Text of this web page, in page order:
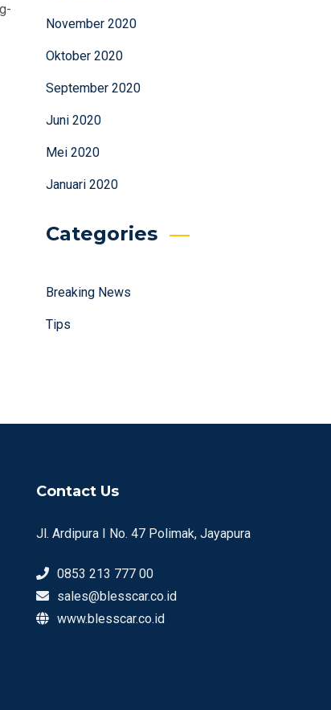
November 2020
Oktober 2020
September 2020
Juni 2020
Mei 2020
Januari 2020
Categories
Breaking News
Tips
Contact Us
Jl. Ardipura I No. 47 Polimak, Jayapura
0853 213 777 00
sales@blesscar.co.id
www.blesscar.co.id